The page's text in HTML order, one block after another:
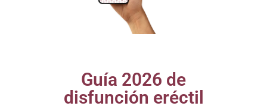
Guía 2026 de
disfunción eréctil